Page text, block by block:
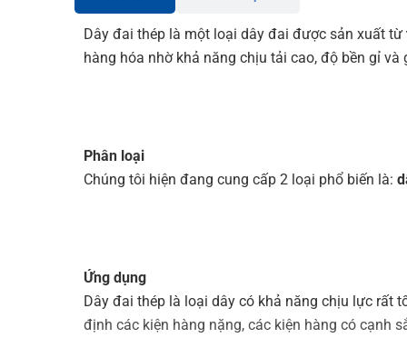
Dây đai thép là một loại dây đai được sản xuất từ
hàng hóa nhờ khả năng chịu tải cao, độ bền gỉ và
Phân loại
Chúng tôi hiện đang cung cấp 2 loại phổ biến là:
Ứng dụng
Dây đai thép là loại dây có khả năng chịu lực rất
định các kiện hàng nặng, các kiện hàng có cạnh